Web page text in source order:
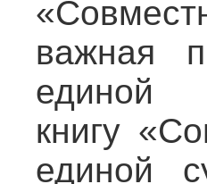
важная
единой
книгу
единой